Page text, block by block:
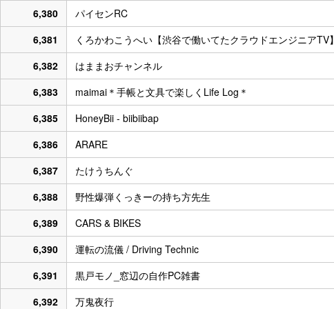
6,380 パイセンRC
6,381
くろかわこうへい【渋谷で働いてたクラウドエンジニアTV】
6,382
はままおチャンネル
6,383
maimai＊手帳と文具で楽しくLife Log＊
6,385
HoneyBii - biibiibap
6,386
ARARE
6,387
たけうちんぐ
6,388
野性爆弾くっきーの持ち方先生
6,389
CARS & BIKES
6,390
運転の流儀 / Driving Technic
6,391
黒戸モノ_窓辺の自作PC雑書
6,392
万鬼夜行